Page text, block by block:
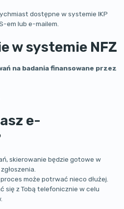
dostępne w systemie IKP
em lub e-mailem.
w systemie NFZ
na badania finansowane przez
e-
skierowanie będzie gotowe w
może potrwać nieco dłużej.
się z Tobą telefonicznie w celu